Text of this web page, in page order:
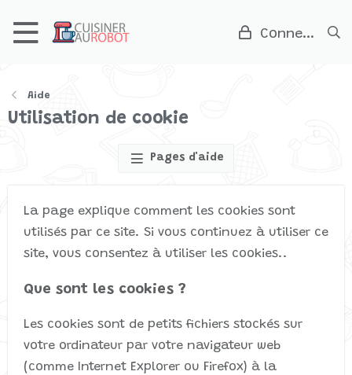
Connexion
Aide
Utilisation de cookie
Pages d'aide
La page explique comment les cookies sont
utilisés par ce site. Si vous continuez à utiliser ce
site, vous consentez à utiliser les cookies..
Que sont les cookies ?
Les cookies sont de petits fichiers stockés sur
votre ordinateur par votre navigateur web
(comme Internet Explorer ou Firefox) à la